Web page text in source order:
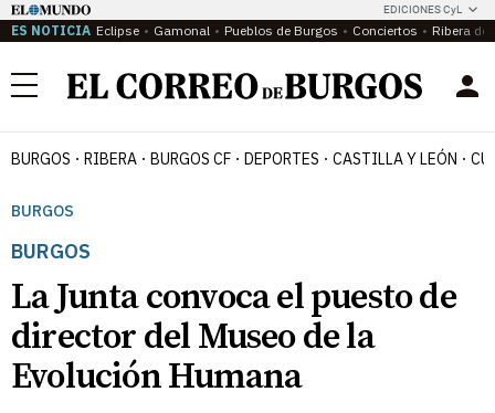
EDICIONES CyL
ES NOTICIA Eclipse Gamonal Pueblos de Burgos Conciertos Ribera del
Menú
BURGOS RIBERA BURGOS CF DEPORTES CASTILLA Y LEÓN
BURGOS
BURGOS
La Junta convoca el puesto de
director del Museo de la
Evolución Humana